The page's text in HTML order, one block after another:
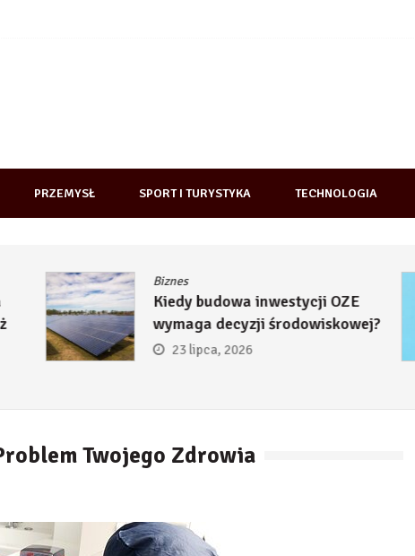
PRZEMYSŁ SPORT I TURYSTYKA TECHNOLOGIA
Biznes
Kiedy budowa inwestycji OZE
wymaga decyzji środowiskowej?
23 lipca, 2026
Twojego Zdrowia